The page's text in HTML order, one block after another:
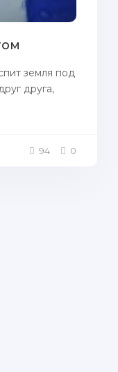
земля под
друга,
94 0